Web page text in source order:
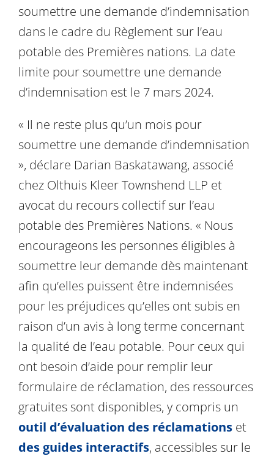
soumettre une demande d’indemnisation
dans le cadre du Règlement sur l’eau
potable des Premières nations. La date
limite pour soumettre une demande
d’indemnisation est le 7 mars 2024.
« Il ne reste plus qu’un mois pour
soumettre une demande d’indemnisation
», déclare Darian Baskatawang, associé
chez Olthuis Kleer Townshend LLP et
avocat du recours collectif sur l’eau
potable des Premières Nations. « Nous
encourageons les personnes éligibles à
soumettre leur demande dès maintenant
afin qu’elles puissent être indemnisées
pour les préjudices qu’elles ont subis en
raison d’un avis à long terme concernant
la qualité de l’eau potable. Pour ceux qui
ont besoin d’aide pour remplir leur
formulaire de réclamation, des ressources
gratuites sont disponibles, y compris un
outil d’évaluation des réclamationset
des guides interactifs, accessibles sur le